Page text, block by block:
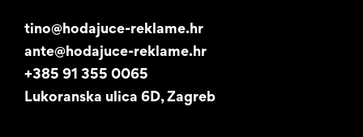
Studentski posao
tino@hodajuce-reklame.hr
ante@hodajuce-reklame.hr
+385 91 355 0065
Lukoranska ulica 6D, Zagreb